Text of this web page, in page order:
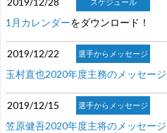
スケジュール
1月カレンダーをダウンロード！
2019/12/22 選手からメッセージ
玉村直也2020年度主務のメッセージ
2019/12/15 選手からメッセージ
笠原健吾2020年度主将のメッセージ